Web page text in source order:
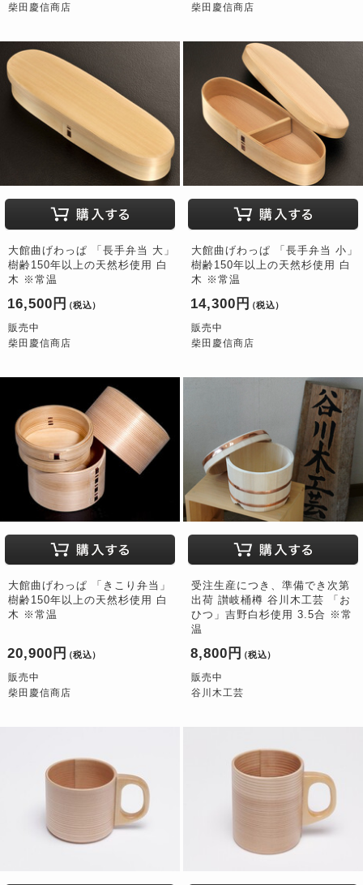
柴田慶信商店
柴田慶信商店
大館曲げわっぱ 「長手弁当 大」
樹齢150年以上の天然杉使用 白
木 ※常温
16,500円 （税込）
販売中
柴田慶信商店
大館曲げわっぱ 「長手弁当 小」
樹齢150年以上の天然杉使用 白
木 ※常温
14,300円 （税込）
販売中
柴田慶信商店
大館曲げわっぱ 「きこり弁当」
樹齢150年以上の天然杉使用 白
木 ※常温
20,900円 （税込）
販売中
柴田慶信商店
受注生産につき、準備でき次第
出荷 讃岐桶樽 谷川木工芸 「お
ひつ」吉野白杉使用 3.5合 ※常
温
8,800円 （税込）
販売中
谷川木工芸